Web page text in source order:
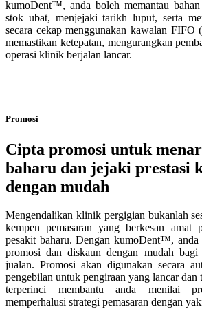
kumoDent™, anda boleh memantau
stok ubat, menjejaki tarikh luput, serta
secara cekap menggunakan kawalan
memastikan ketepatan, mengurangkan
operasi klinik berjalan lancar.
Promosi
Cipta promosi untuk
baharu dan jejaki prestasi
dengan mudah
Mengendalikan klinik pergigian bukanlah
kempen pemasaran yang berkesan amat
pesakit baharu. Dengan kumoDent™, anda
promosi dan diskaun dengan mudah bagi
jualan. Promosi akan digunakan secara
pengebilan untuk pengiraan yang lancar dan
terperinci membantu anda menilai
memperhalusi strategi pemasaran dengan